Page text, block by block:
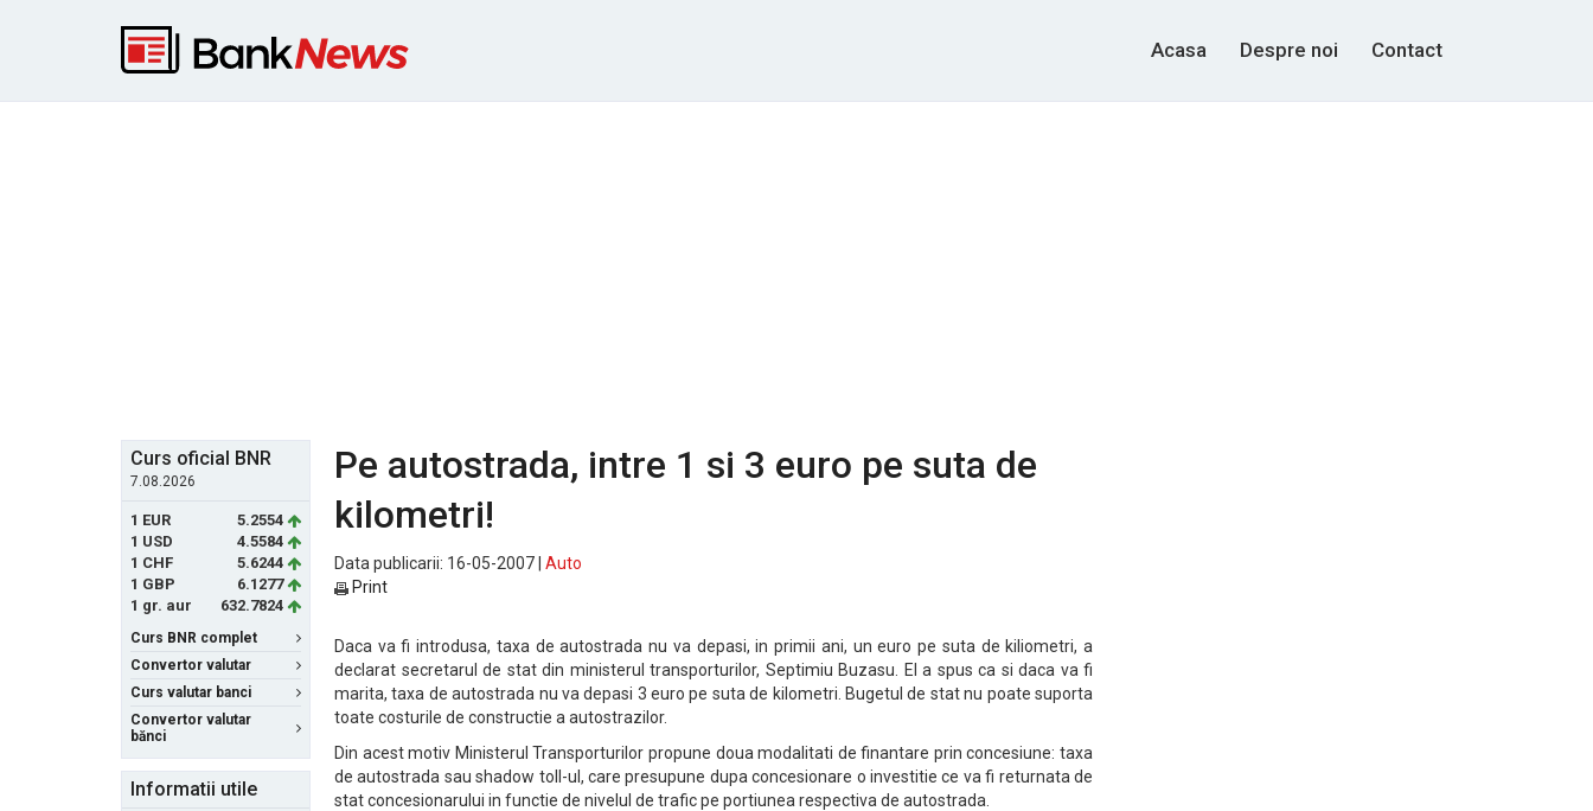
Acasa Despre noi Contact
Curs oficial BNR
7.08.2026
1 EUR
5.2554
1 USD
4.5584
1 CHF
5.6244
1 GBP
6.1277
1 gr. aur
632.7824
Curs BNR complet
Convertor valutar
Curs valutar banci
Convertor valutar
bănci
Informatii utile
Pe autostrada, intre 1 si 3 euro pe suta de
kilometri!
Data publicarii: 16-05-2007 | Auto
Print
Daca va fi introdusa, taxa de autostrada nu va depasi, in primii ani, un euro pe suta de kiliometri, a
declarat secretarul de stat din ministerul transporturilor, Septimiu Buzasu. El a spus ca si daca va fi
marita, taxa de autostrada nu va depasi 3 euro pe suta de kilometri. Bugetul de stat nu poate suporta
toate costurile de constructie a autostrazilor.
Din acest motiv Ministerul Transporturilor propune doua modalitati de finantare prin concesiune: taxa
de autostrada sau shadow toll-ul, care presupune dupa concesionare o investitie ce va fi returnata de
stat concesionarului in functie de nivelul de trafic pe portiunea respectiva de autostrada.